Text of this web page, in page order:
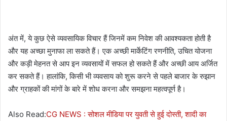
अंत में, ये कुछ ऐसे व्यवसायिक विचार हैं जिनमें कम निवेश की आवश्यकता होती है
और यह अच्छा मुनाफा ला सकते हैं। एक अच्छी मार्केटिंग रणनीति, उचित योजना
और कड़ी मेहनत से आप इन व्यवसायों में सफल हो सकते हैं और अच्छी आय अर्जित
कर सकते हैं। हालांकि, किसी भी व्यवसाय को शुरू करने से पहले बाजार के रुझान
और ग्राहकों की मांगों के बारे में शोध करना और समझना महत्वपूर्ण है।
Also Read:CG NEWS : सोशल मीडिया पर युवती से हुई दोस्ती, शादी का